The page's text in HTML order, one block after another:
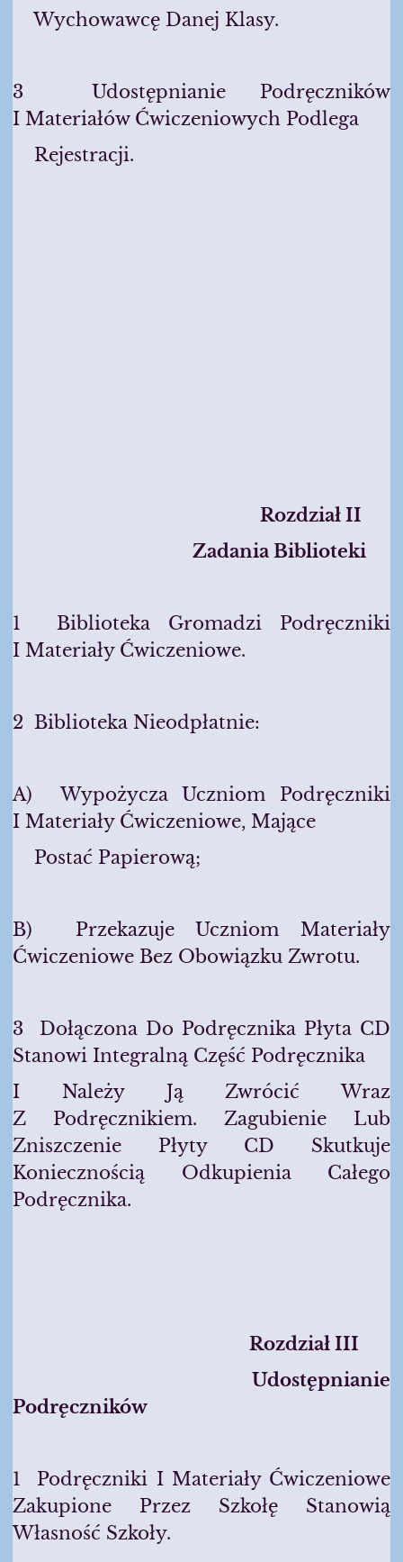
Wychowawcę Danej Klasy.
3 Udostępnianie Podręczników
I Materiałów Ćwiczeniowych Podlega
Rejestracji.
RozdziaŁ II
Zadania Biblioteki
1 Biblioteka Gromadzi Podręczniki
I Materiały Ćwiczeniowe.
2 Biblioteka Nieodpłatnie:
A) Wypożycza Uczniom Podręczniki
I Materiały Ćwiczeniowe, Mające
Postać Papierową;
B) Przekazuje Uczniom Materiały
Ćwiczeniowe Bez Obowiązku Zwrotu.
3 Dołączona Do Podręcznika Płyta CD
Stanowi Integralną Część Podręcznika
I Należy Ją Zwrócić Wraz
Z Podręcznikiem. Zagubienie Lub
Zniszczenie Płyty CD Skutkuje
Koniecznością Odkupienia Całego
Podręcznika.
RozdziaŁ III
UdostĘpnianie
Podręczników
1 Podręczniki I Materiały Ćwiczeniowe
Zakupione Przez Szkołę Stanowią
Własność Szkoły.